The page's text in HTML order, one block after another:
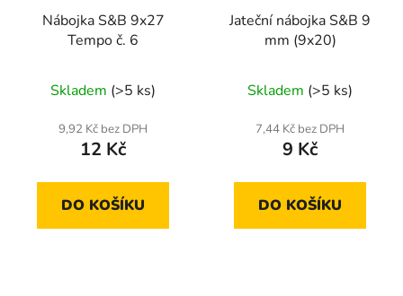
Nábojka S&B 9x27
Tempo č. 6
Skladem (>5 ks)
9,92 Kč bez DPH
12 Kč
DO KOŠÍKU
Jateční nábojka S&B 9
mm (9x20)
Skladem (>5 ks)
7,44 Kč bez DPH
9 Kč
DO KOŠÍKU